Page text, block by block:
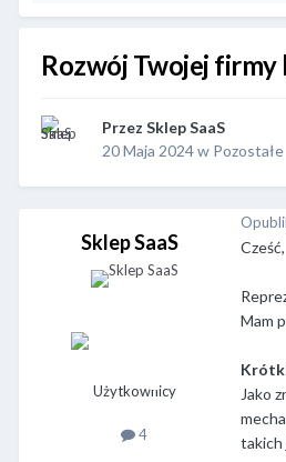
Rozwój Twojej
Przez Sklep SaaS
20 Maja 2024w Pozostałe
Sklep SaaS
Użytkownicy
4
Cześć,
Mam
Jako
takich